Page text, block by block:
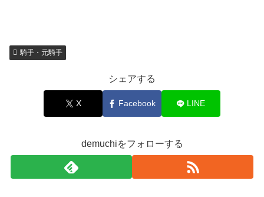
騎手・元騎手
シェアする
X Facebook LINE
demuchiをフォローする